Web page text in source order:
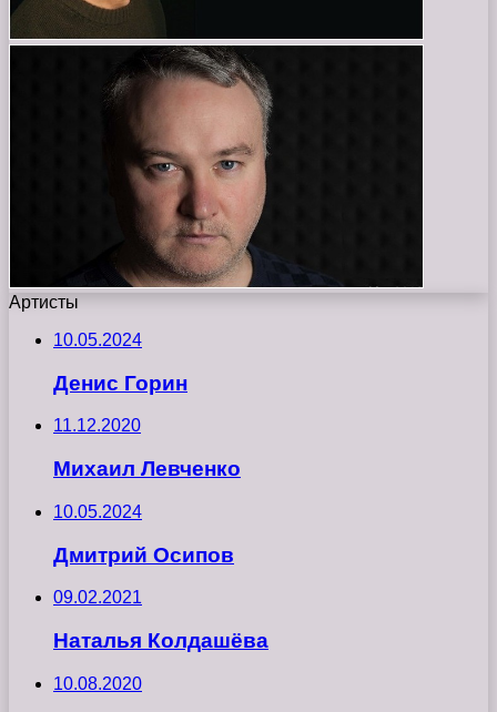
Артисты
10.05.2024
Денис Горин
11.12.2020
Михаил Левченко
10.05.2024
Дмитрий Осипов
09.02.2021
Наталья Колдашёва
10.08.2020